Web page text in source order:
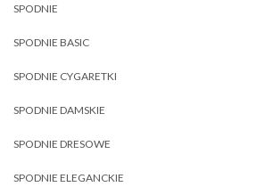
SPODNIE
SPODNIE BASIC
SPODNIE CYGARETKI
SPODNIE DAMSKIE
SPODNIE DRESOWE
SPODNIE ELEGANCKIE